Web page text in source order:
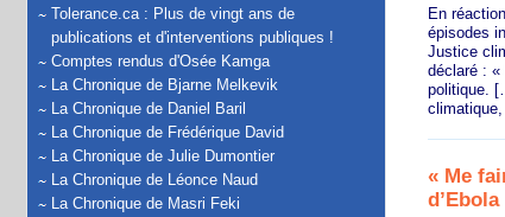
Tolerance.ca : Plus de vingt ans de
publications et d'interventions publiques !
Comptes rendus d'Osée Kamga
La Chronique de Bjarne Melkevik
La Chronique de Daniel Baril
La Chronique de Frédérique David
La Chronique de Julie Dumontier
La Chronique de Léonce Naud
La Chronique de Masri Feki
En
épisodes
Justice
déclaré : «
politique.
« Me
d’Ebola